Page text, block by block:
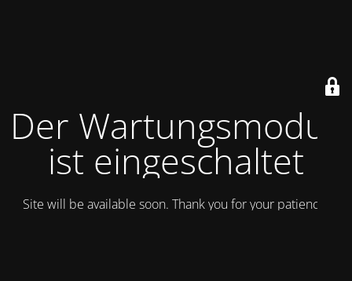
Der Wartungsmodus
ist eingeschaltet
Site will be available soon. Thank you for your patience!